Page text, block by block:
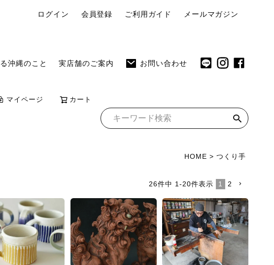
ログイン 会員登録 ご利用ガイド メールマガジン
沖縄のこと 実店舗のご案内 お問い合わせ
マイページ カート
HOME つくり手
26件中 1 -20件表示 1 2